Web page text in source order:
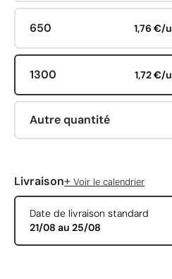
650 1,76 €/u
1300 1,72 €/u
Autre quantité
Livraison+ Voir le calendrier
Date de livraison standard
21/08 au 25/08